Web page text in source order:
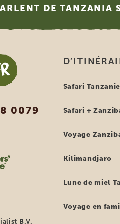
DE TANZANIA
0079
B.V.
Safari Tanzanie
Safari +
Voyage
Kilimandjaro
Lune de miel
Voyage en